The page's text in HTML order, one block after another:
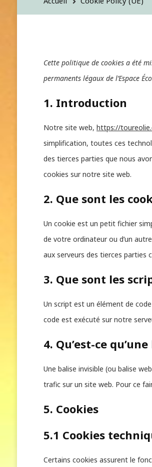
Cette politique de cookies a été
permanents légaux de l’Espace
1. Introduction
Notre site web, https://
simplification, toutes ces
des tierces parties que nous
cookies sur notre site web.
2. Que sont les
Un cookie est un petit fichier
de votre ordinateur ou d’un
aux serveurs des tierces parties
3. Que sont les
Un script est un élément de
code est exécuté sur notre
4. Qu’est-ce
Une balise invisible (ou balise
trafic sur un site web. Pour ce
5. Cookies
5.1 Cookies
Certains cookies assurent le